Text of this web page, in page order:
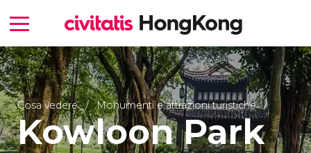
Cosa vedere Monumenti e attrazioni turistiche
Kowloon Park